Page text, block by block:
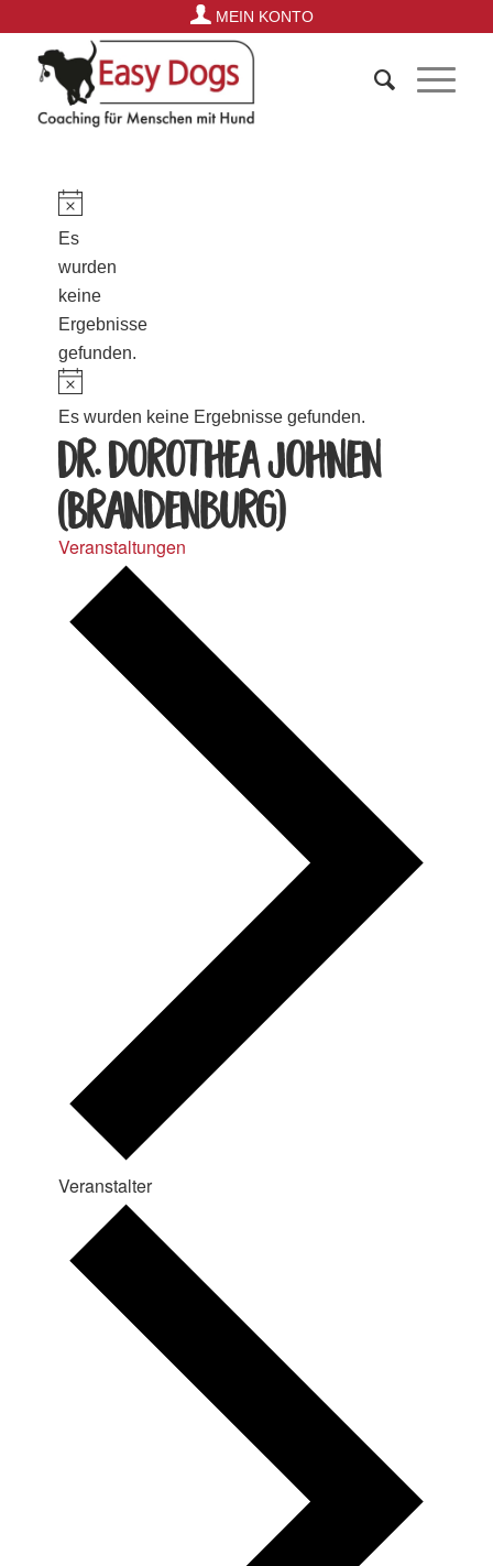
MEIN KONTO
Es
wurden
keine
Ergebnisse
gefunden.
Es wurden keine Ergebnisse gefunden.
Dr. Dorothea Johnen
(Brandenburg)
Veranstaltungen
Veranstalter